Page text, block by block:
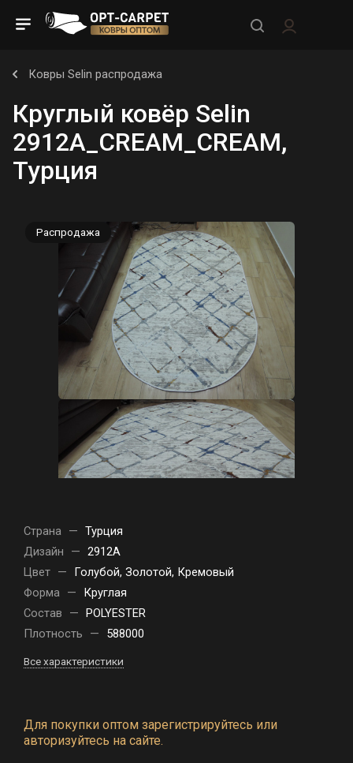
Ковры Selin распродажа
Круглый ковёр Selin
2912A_CREAM_CREAM,
Турция
Распродажа
Страна — Турция
Дизайн
— 2912A
Цвет —
Голубой, Золотой, Кремовый
Форма —
Круглая
Состав
— POLYESTER
Плотность
— 588000
Все характеристики
Для покупки оптом зарегистрируйтесь или
авторизуйтесь на сайте.